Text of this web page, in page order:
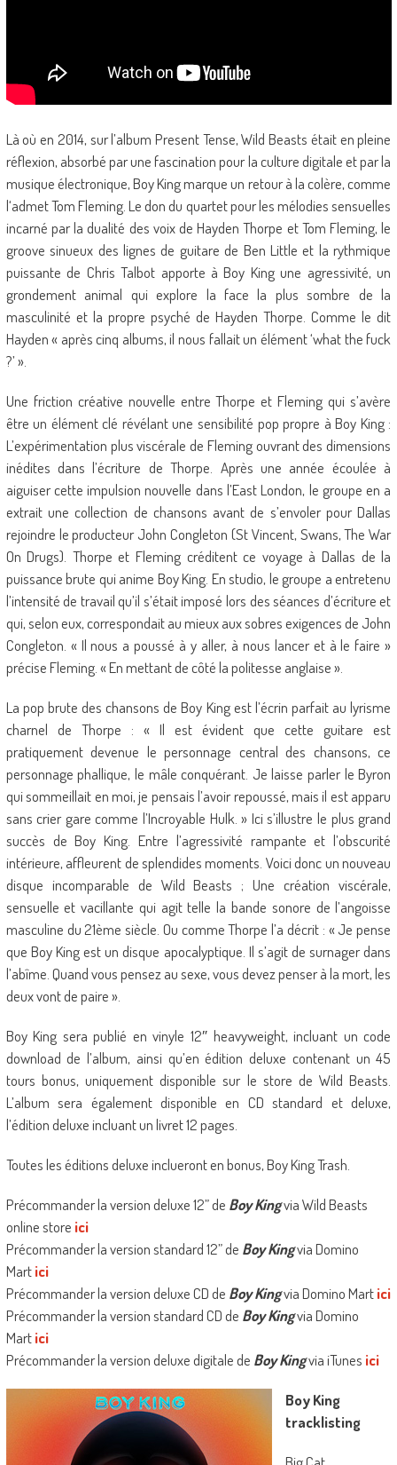
Là où en 2014, sur l’album Present Tense, Wild Beasts était en pleine
réflexion, absorbé par une fascination pour la culture digitale et par la
musique électronique, Boy King marque un retour à la colère, comme
l‘admet Tom Fleming. Le don du quartet pour les mélodies sensuelles
incarné par la dualité des voix de Hayden Thorpe et Tom Fleming, le
groove sinueux des lignes de guitare de Ben Little et la rythmique
puissante de Chris Talbot apporte à Boy King une agressivité, un
grondement animal qui explore la face la plus sombre de la
masculinité et la propre psyché de Hayden Thorpe. Comme le dit
Hayden « après cinq albums, il nous fallait un élément ‘what the fuck
?’ ».
Une friction créative nouvelle entre Thorpe et Fleming qui s’avère
être un élément clé révélant une sensibilité pop propre à Boy King :
L’expérimentation plus viscérale de Fleming ouvrant des dimensions
inédites dans l’écriture de Thorpe. Après une année écoulée à
aiguiser cette impulsion nouvelle dans l’East London, le groupe en a
extrait une collection de chansons avant de s’envoler pour Dallas
rejoindre le producteur John Congleton (St Vincent, Swans, The War
On Drugs). Thorpe et Fleming créditent ce voyage à Dallas de la
puissance brute qui anime Boy King. En studio, le groupe a entretenu
l’intensité de travail qu’il s’était imposé lors des séances d’écriture et
qui, selon eux, correspondait au mieux aux sobres exigences de John
Congleton. « Il nous a poussé à y aller, à nous lancer et à le faire »
précise Fleming. « En mettant de côté la politesse anglaise ».
La pop brute des chansons de Boy King est l’écrin parfait au lyrisme
charnel de Thorpe : « Il est évident que cette guitare est
pratiquement devenue le personnage central des chansons, ce
personnage phallique, le mâle conquérant. Je laisse parler le Byron
qui sommeillait en moi, je pensais l’avoir repoussé, mais il est apparu
sans crier gare comme l’Incroyable Hulk. » Ici s’illustre le plus grand
succès de Boy King. Entre l’agressivité rampante et l’obscurité
intérieure, affleurent de splendides moments. Voici donc un nouveau
disque incomparable de Wild Beasts ; Une création viscérale,
sensuelle et vacillante qui agit telle la bande sonore de l’angoisse
masculine du 21ème siècle. Ou comme Thorpe l’a décrit : « Je pense
que Boy King est un disque apocalyptique. Il s’agit de surnager dans
l’abîme. Quand vous pensez au sexe, vous devez penser à la mort, les
deux vont de paire ».
Boy King sera publié en vinyle 12″ heavyweight, incluant un code
download de l’album, ainsi qu’en édition deluxe contenant un 45
tours bonus, uniquement disponible sur le store de Wild Beasts.
L’album sera également disponible en CD standard et deluxe,
l’édition deluxe incluant un livret 12 pages.
Toutes les éditions deluxe inclueront en bonus, Boy King Trash.
Précommander la version deluxe 12” de Boy Kingvia Wild Beasts
online store ici
Précommander la version standard 12” de Boy Kingvia Domino
Martici
Précommander la version deluxe CD de Boy Kingvia Domino Mart ici
Précommander la version standard CD de Boy Kingvia Domino
Martici
Précommander la version deluxe digitale de Boy Kingvia iTunes ici
Boy King
tracklisting